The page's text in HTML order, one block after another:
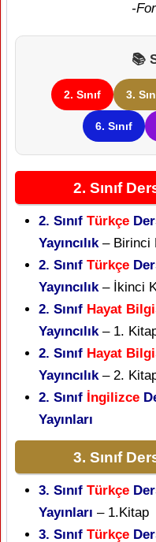
-
📚
2. Sınıf 3.
6. Sınıf
2. Sınıf
2. Sınıf Türkçe
Yayıncılık– Birinci
2. Sınıf Türkçe
Yayıncılık– İkinci
2. Sınıf Hayat
Yayıncılık– 1.
2. Sınıf Hayat
Yayıncılık– 2.
2. Sınıf İngilizce
Yayınları
3. Sınıf
3. Sınıf Türkçe
Yayınları – 1.Kitap
3. Sınıf Türkçe